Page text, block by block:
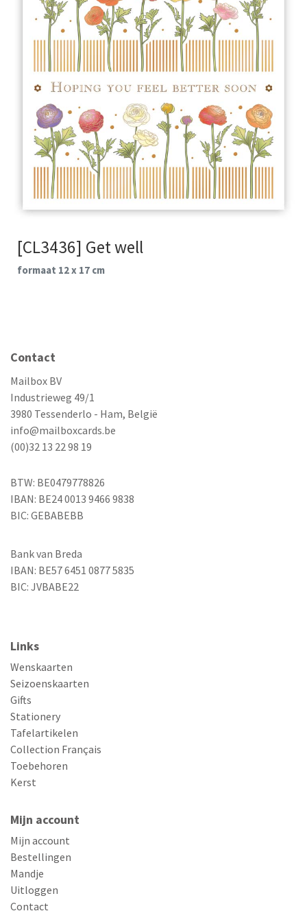
[CL3436] Get well
formaat 12 x 17 cm
Contact
Mailbox BV
Industrieweg 49/1
3980 Tessenderlo - Ham, België
info@mailboxcards.be
(00)32 13 22 98 19
BTW: BE0479778826
IBAN: BE24 0013 9466 9838
BIC: GEBABEBB
Bank van Breda
IBAN: BE57 6451 0877 5835
BIC: JVBABE22
Links
Wenskaarten
Seizoenskaarten
Gifts
Stationery
Tafelartikelen
Collection Français
Toebehoren
Kerst
Mijn account
Mijn account
Bestellingen
Mandje
Uitloggen
Contact